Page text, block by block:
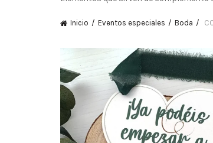
Inicio Eventos especiales Boda